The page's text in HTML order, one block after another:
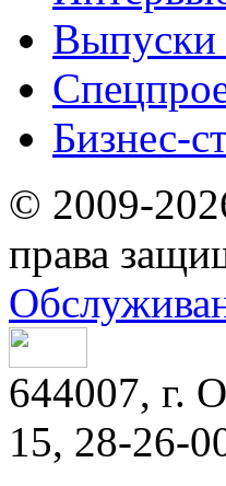
Бизнес-
© 2009-
права
644007, г.
15, 28-26-